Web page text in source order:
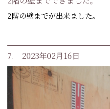
2階の壁までが出来ました。
7. 2023年02月16日